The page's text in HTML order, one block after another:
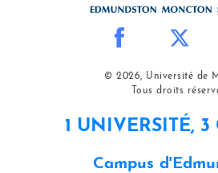
© 2026, Université de
Tous droits
1 UNIVERSITÉ, 3
Campus